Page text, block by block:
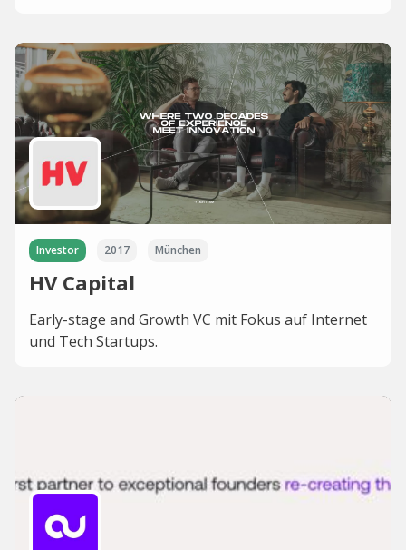
Investor 2017 München
HV Capital
Early-stage and Growth VC mit Fokus auf Internet
und Tech Startups.